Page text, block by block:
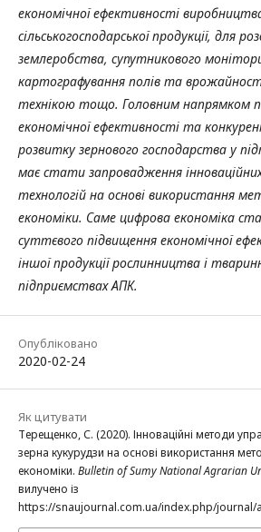
економічної ефективності
сільськогосподарської продукції, для
землеробства, супутникового
картографування полів та
технікою тощо. Головним напрямком
економічної ефективності та
розвитку зернового господарства у
має стати запровадження
технологій на основі використання
економіки. Саме цифрова економіка
суттєвого підвищення економічної
іншої продукції рослинництва і
підприємствах АПК.
Опубліковано
2020-02-24
Як цитувати
Терещенко, С. (2020). Інноваційні методи
зерна кукурудзи на основі використання
економіки. Bulletin of Sumy National Agrarian
вилучено із
https://snaujournal.com.ua/index.php/journal/